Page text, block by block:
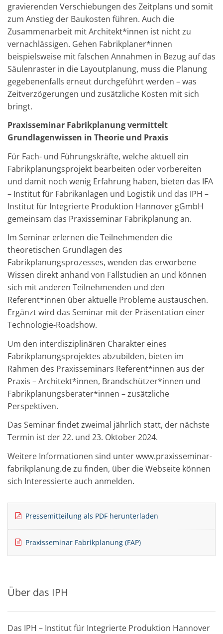
gravierenden Verschiebungen des Zeitplans und somit
zum Anstieg der Baukosten führen. Auch die
Zusammenarbeit mit Architekt*innen ist nicht zu
vernachlässigen. Gehen Fabrikplaner*innen
beispielsweise mit falschen Annahmen in Bezug auf das
Säulenraster in die Layoutplanung, muss die Planung
gegebenenfalls erneut durchgeführt werden – was
Zeitverzögerungen und zusätzliche Kosten mit sich
bringt.
Praxisseminar Fabrikplanung vermittelt
Grundlagenwissen in Theorie und Praxis
Für Fach- und Führungskräfte, welche aktuell ein
Fabrikplanungsprojekt bearbeiten oder vorbereiten
und damit noch wenig Erfahrung haben, bieten das IFA
– Institut für Fabrikanlagen und Logistik und das IPH –
Institut für Integrierte Produktion Hannover gGmbH
gemeinsam das Praxisseminar Fabrikplanung an.
Im Seminar erlernen die Teilnehmenden die
theoretischen Grundlagen des
Fabrikplanungsprozesses, wenden das erworbene
Wissen direkt anhand von Fallstudien an und können
sich mit anderen Teilnehmenden und den
Referent*innen über aktuelle Probleme austauschen.
Ergänzt wird das Seminar mit der Präsentation einer
Technologie-Roadshow.
Um den interdisziplinären Charakter eines
Fabrikplanungsprojektes abzubilden, bieten im
Rahmen des Praxisseminars Referent*innen aus der
Praxis – Architekt*innen, Brandschützer*innen und
Fabrikplanungsberater*innen – zusätzliche
Perspektiven.
Das Seminar findet zweimal jährlich statt, der nächste
Termin ist der 22. und 23. Oktober 2024.
Weitere Informationen sind unter www.praxisseminar-
fabrikplanung.de zu finden, über die Webseite können
sich Interessierte auch anmelden.
Pressemitteilung als PDF herunterladen
Praxisseminar Fabrikplanung (FAP)
Über das IPH
Das IPH – Institut für Integrierte Produktion Hannover